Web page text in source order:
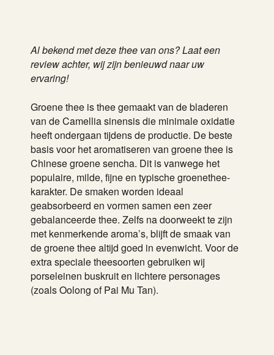
Al bekend met deze thee van ons? Laat een
review achter, wij zijn benieuwd naar uw
ervaring!
Groene thee is thee gemaakt van de bladeren
van de Camellia sinensis die minimale oxidatie
heeft ondergaan tijdens de productie. De beste
basis voor het aromatiseren van groene thee is
Chinese groene sencha. Dit is vanwege het
populaire, milde, fijne en typische groenethee-
karakter. De smaken worden ideaal
geabsorbeerd en vormen samen een zeer
gebalanceerde thee. Zelfs na doorweekt te zijn
met kenmerkende aroma’s, blijft de smaak van
de groene thee altijd goed in evenwicht. Voor de
extra speciale theesoorten gebruiken wij
porseleinen buskruit en lichtere personages
(zoals Oolong of Pai Mu Tan).